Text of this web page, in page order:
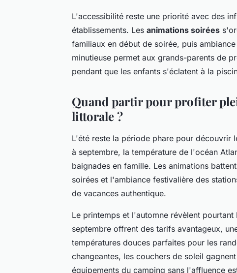
L'accessibilité reste une priorité avec des
établissements. Les animations soirées
familiaux en début de soirée, puis
minutieuse permet aux grands-parents de
pendant que les enfants s'éclatent à la
Quand partir pour profiter
littorale ?
L'été reste la période phare pour découvrir
à septembre, la température de l'océan
baignades en famille. Les animations
soirées et l'ambiance festivalière des
de vacances authentique.
Le printemps et l'automne révèlent pourtant
septembre offrent des tarifs avantageux,
températures douces parfaites pour les
changeantes, les couchers de soleil
équipements du camping sans l'affluence